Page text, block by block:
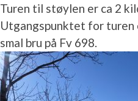
Turen til støylen er ca 2
Utgangspunktet for turen
smal bru på Fv 698.